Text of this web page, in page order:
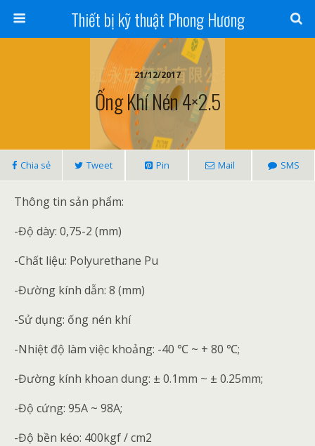
Thiết bị kỹ thuật Phong Hương
21/12/2017
Ống Khí Nén 4×2.5
Chia sẻ Tweet Pin Mail SMS
Thông tin sản phẩm:
-Độ dày: 0,75-2 (mm)
-Chất liệu: Polyurethane Pu
-Đường kính dẫn: 8 (mm)
-Sử dụng: ống nén khí
-Nhiệt độ làm việc khoảng: -40 ℃ ~ + 80 ℃;
-Đường kính khoan dung: ± 0.1mm ~ ± 0.25mm;
-Độ cứng: 95A ~ 98A;
-Độ bền kéo: 400kgf / cm2